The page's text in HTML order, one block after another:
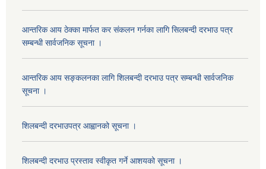
आन्तरिक आय ठेक्का मार्फत कर संकलन गर्नका लागि सिलबन्दी दरभाउ पत्र
सम्बन्धी सार्वजनिक सूचना ।
आन्तरिक आय सङ्कलनका लागि शिलबन्दी दरभाउ पत्र सम्बन्धी सार्वजनिक
सूचना ।
शिलबन्दी दरभाउपत्र आह्वानको सूचना ।
शिलबन्दी दरभाउ प्रस्ताव स्वीकृत गर्ने आशयको सूचना ।